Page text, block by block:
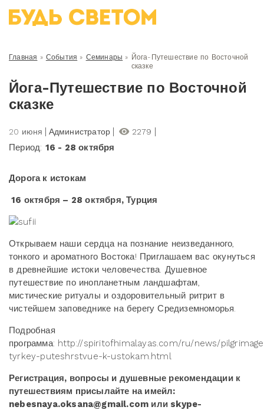
Главная » События » Семинары » Йога-Путешествие по Восточной
сказке
Йога-Путешествие по Восточной
сказке
20 июня Администратор 2279
Период: 16 - 28 октября
Дорога к истокам
16 октября – 28 октября, Турция
Открываем наши сердца на познание неизведанного,
тонкого и ароматного Востока! Приглашаем вас окунуться
в древнейшие истоки человечества. Душевное
путешествие по инопланетным ландшафтам,
мистические ритуалы и оздоровительный ритрит в
чистейшем заповеднике на берегу Средиземноморья.
Подробная
программа: http://spiritofhimalayas.com/ru/news/
tyrkey-puteshrstvue-k-ustokam.html
Регистрация, вопросы и душевные рекомендации к
путешествиям присылайте на имейл:
nebesnaya.oksana@gmail.com или skype-